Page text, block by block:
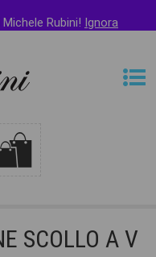
SCOLLO A V
Rubini! Ignora